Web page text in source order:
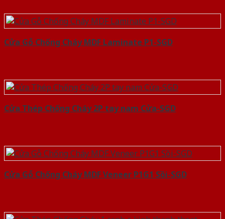
Cửa Gỗ Chống Cháy MDF Laminate P1-SGD
Cửa Thép Chống Cháy 2P tay nam Cửa-SGD
Cửa Gỗ Chống Cháy MDF Veneer P1G1 Sồi-SGD